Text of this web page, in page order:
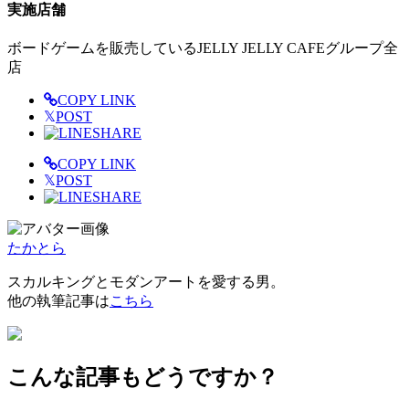
実施店舗
ボードゲームを販売しているJELLY JELLY CAFEグループ全
店
COPY LINK
𝕏POST
SHARE
COPY LINK
𝕏POST
SHARE
たかとら
スカルキングとモダンアートを愛する男。
他の執筆記事はこちら
こんな記事もどうですか？